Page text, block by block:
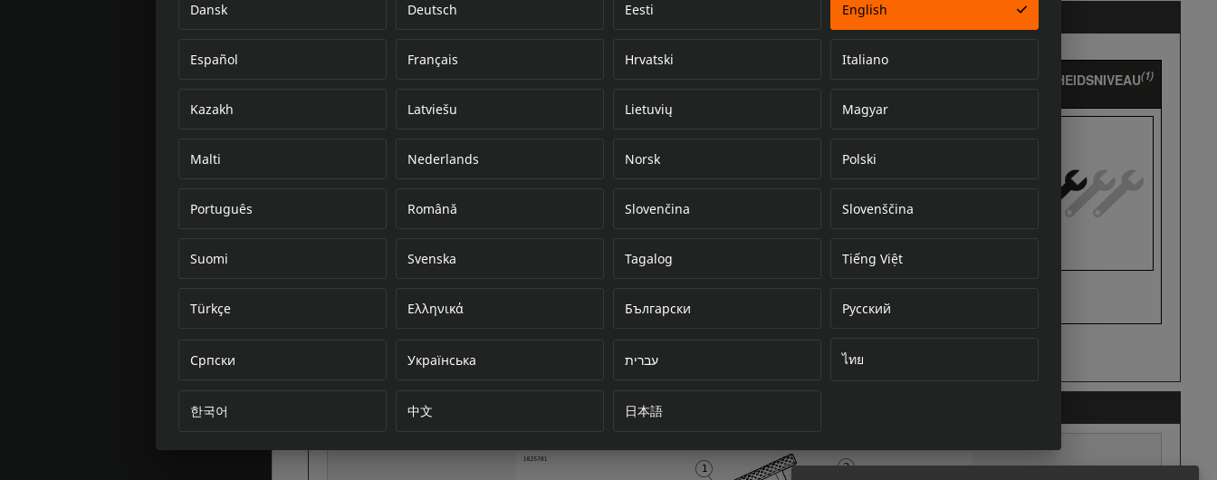
Dansk Deutsch Eesti English
Español Français Hrvatski Italiano
Kazakh Latviešu Lietuvių Magyar
Malti Nederlands Norsk Polski
Português Română Slovenčina Slovenščina
Suomi Svenska Tagalog Tiếng Việt
Türkçe Ελληνικά Български Русский
Српски Українська עברית ไทย
한국어 中文 日本語